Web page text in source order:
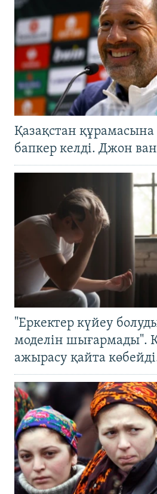
Қазақстан құрамасына
бапкер келді. Джон
"Еркектер күйеу
моделін шығармады".
ажырасу қайта